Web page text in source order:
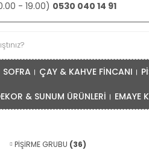
- 19.00) 0530 040 14 91
SOFRA ÇAY & KAHVE FİNCANI
& SUNUM ÜRÜNLERİ EMAYE
PİŞİRME GRUBU (36)